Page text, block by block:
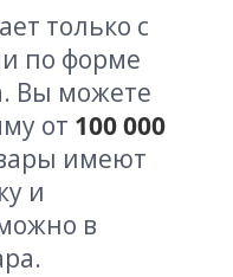
только с
по форме
Вы можете
от 100 000
имеют
и
в